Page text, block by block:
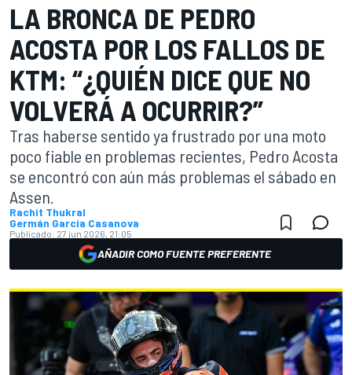
LA BRONCA DE PEDRO
ACOSTA POR LOS FALLOS DE
KTM: “¿QUIÉN DICE QUE NO
VOLVERÁ A OCURRIR?”
Tras haberse sentido ya frustrado por una moto
poco fiable en problemas recientes, Pedro Acosta
se encontró con aún más problemas el sábado en
Assen.
Rachit Thukral
Germán Garcia Casanova
Publicado: 27 jun 2026, 21:05
AÑADIR COMO FUENTE PREFERENTE